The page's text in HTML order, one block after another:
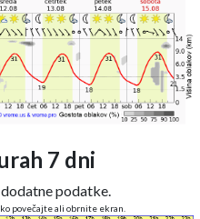
7 dni
podatke.
povečajte ali obrnite ekran.